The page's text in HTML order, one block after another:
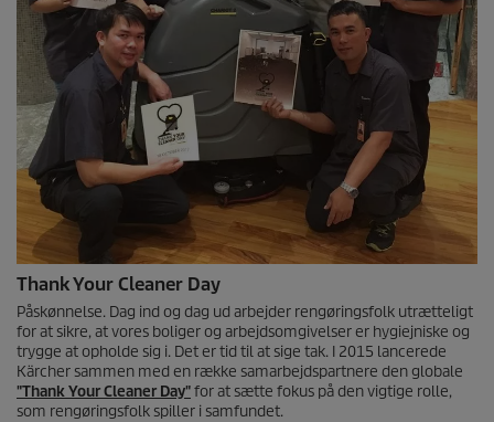
Thank Your Cleaner Day
Påskønnelse. Dag ind og dag ud arbejder rengøringsfolk utrætteligt
for at sikre, at vores boliger og arbejdsomgivelser er hygiejniske og
trygge at opholde sig i. Det er tid til at sige tak. I 2015 lancerede
Kärcher sammen med en række samarbejdspartnere den globale
"Thank Your Cleaner Day"for at sætte fokus på den vigtige rolle,
som rengøringsfolk spiller i samfundet.